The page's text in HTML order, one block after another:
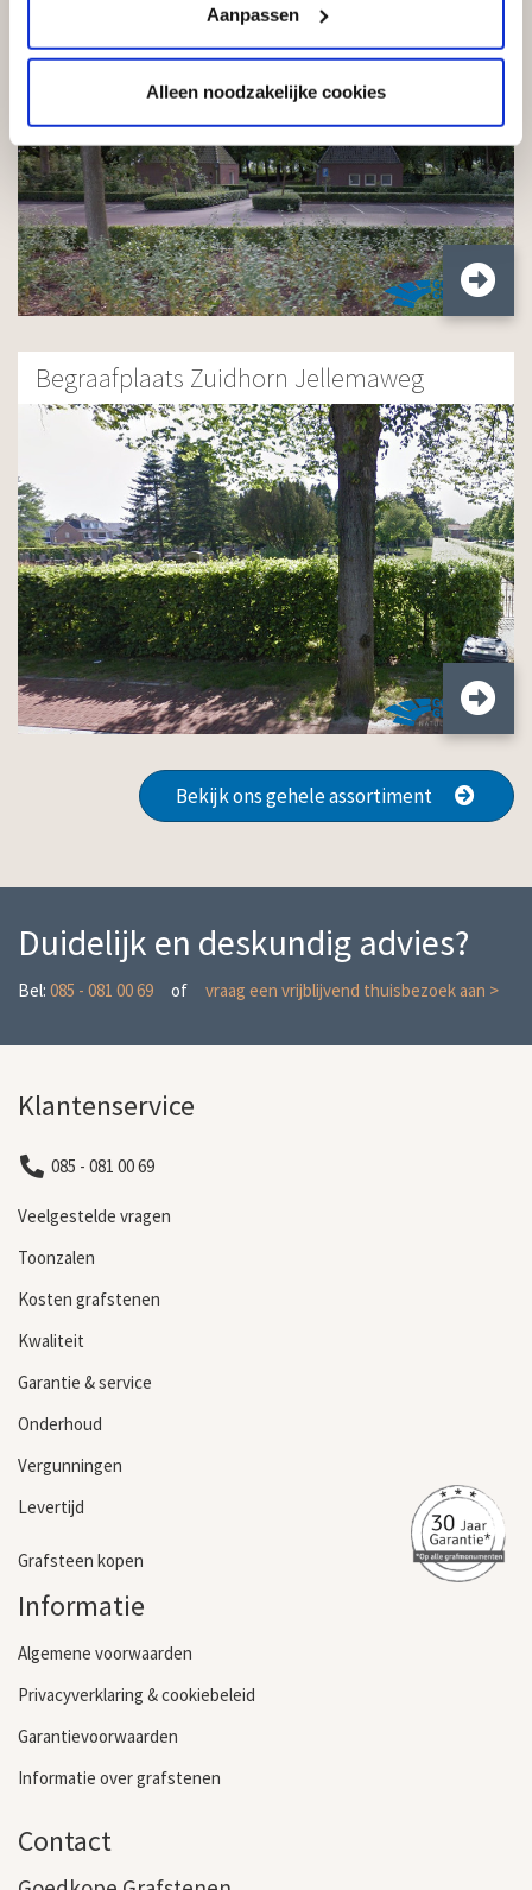
Aanpassen
Alleen noodzakelijke cookies
Begraafplaats Zuidhorn Jellemaweg
Bekijk ons gehele assortiment
Duidelijk en deskundig advies?
Bel: 085 - 081 00 69 of vraag een vrijblijvend thuisbezoek aan >
Klantenservice
085 - 081 00 69
Veelgestelde vragen
Toonzalen
Kosten grafstenen
Kwaliteit
Garantie & service
Onderhoud
Vergunningen
Levertijd
Grafsteen kopen
Informatie
Algemene voorwaarden
Privacyverklaring & cookiebeleid
Garantievoorwaarden
Informatie over grafstenen
Contact